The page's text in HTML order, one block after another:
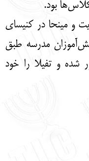
بود.
و مینحا در کنیسای
مدرسه طبق
شده و تفیلا را خود